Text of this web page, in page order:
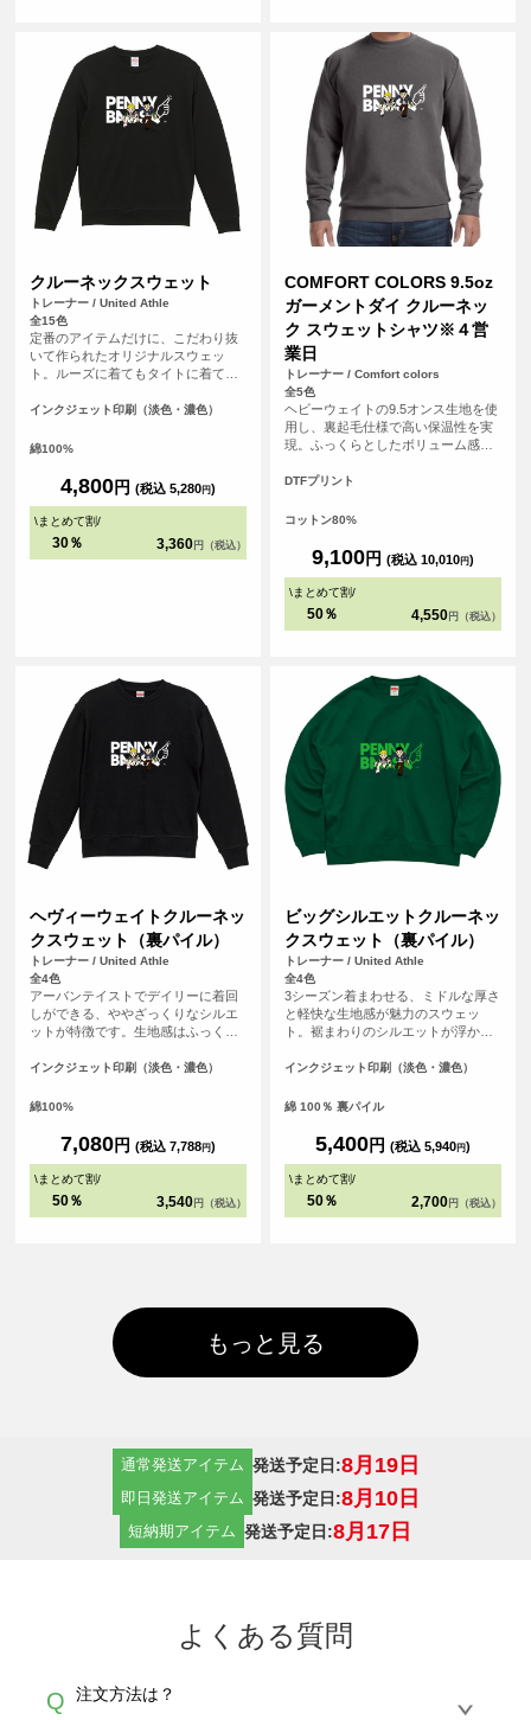
クルーネックスウェット
トレーナー / United Athle
全15色
定番のアイテムだけに、こだわり抜
いて作られたオリジナルスウェッ
ト。ルーズに着てもタイトに着て
どんなスタイルにも合わせやすいア
地でオールシーズン着用可能。カラ
好みの一着を見つけてください。ま
た、友達同士やグループで揃えて楽
しむのありですね。フェスやイベン
ーンでも使い勝手がよい一着は持っ
インクジェット印刷（淡色・濃色）
綿100%
4,800円 (税込 5,280円)
\まとめて割/
30％ 3,360 円（税込）
COMFORT COLORS 9.5oz
ガーメントダイ クルーネッ
ク スウェットシャツ※４営
業日
トレーナー / Comfort colors
全5色
ヘビーウェイトの9.5オンス生地を使
用し、裏起毛仕様で高い保温性を実
現。ふっくらとしたボリューム感が
増すガーメントダイ（製品染め）な
ながら存在感があり、カジュアルか
躍するアイテムです。 <br> ※お客様
の閲覧環境により、商品の色が実際
と異なって見える場合がございま
DTFプリント
コットン80%
9,100円 (税込 10,010円)
\まとめて割/
50％ 4,550 円（税込）
ヘヴィーウェイトクルーネッ
クスウェット（裏パイル）
トレーナー / United Athle
全4色
アーバンテイストでデイリーに着回
しができる、ややざっくりなシルエ
ットが特徴です。生地感はふっく
糸を編み込み重厚感ある生地でどこ
洗濯後の縮率を軽減させるため、生
で施した「プリシュランクファブリ
ック」を採用。アームホールや袖口
など、力が加わる部分のステッチワ
数でダブルステッチにすることで、
インクジェット印刷（淡色・濃色）
綿100%
7,080円 (税込 7,788円)
\まとめて割/
50％ 3,540 円（税込）
ビッグシルエットクルーネッ
クスウェット（裏パイル）
トレーナー / United Athle
全4色
3シーズン着まわせる、ミドルな厚さ
と軽快な生地感が魅力のスウェッ
ト。裾まわりのシルエットが浮かな
い溜まり感のある袖、ストンとドロ
ルエットの随所にこだわりを詰め込
ステッチを採用。トレンドコーデを1
枚で完成させる絶妙なサイジングは
もちろん、堅牢さも兼備したこと
大成となりました。
インクジェット印刷（淡色・濃色）
綿 100％ 裏パイル
5,400円 (税込 5,940円)
\まとめて割/
50％ 2,700 円（税込）
もっと見る
通常発送アイテム 発送予定日:8月19日
即日発送アイテム 発送予定日:8月10日
短納期アイテム 発送予定日:8月17日
よくある質問
Q 注文方法は？